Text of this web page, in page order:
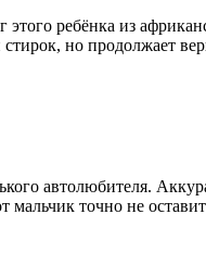
ребёнка из
но продолжает
автолюбителя.
мальчик точно не